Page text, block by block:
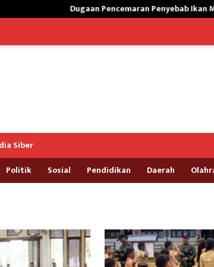
Dugaan Pencemaran Penyebab Ikan Mati,DLH
Siber
Politik Sosial Pendidikan Daerah